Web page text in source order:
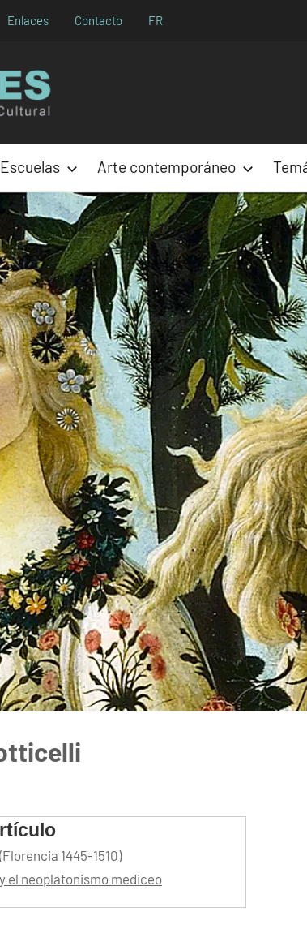
Enlaces Contacto FR
Escuelas Arte contemporáneo
1445-1510)
el neoplatonismo mediceo